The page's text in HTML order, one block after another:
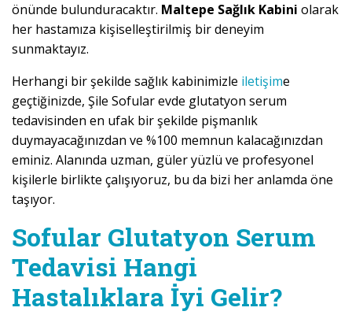
önünde bulunduracaktır. Maltepe Sağlık Kabini olarak
her hastamıza kişiselleştirilmiş bir deneyim
sunmaktayız.
Herhangi bir şekilde sağlık kabinimizle iletişime
geçtiğinizde, Şile Sofular evde glutatyon serum
tedavisinden en ufak bir şekilde pişmanlık
duymayacağınızdan ve %100 memnun kalacağınızdan
eminiz. Alanında uzman, güler yüzlü ve profesyonel
kişilerle birlikte çalışıyoruz, bu da bizi her anlamda öne
taşıyor.
Sofular Glutatyon Serum
Tedavisi Hangi
Hastalıklara İyi Gelir?